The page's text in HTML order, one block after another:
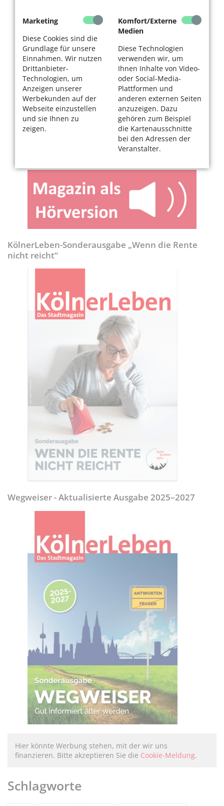
Marketing
Diese Cookies sind die
Grundlage für unsere
Einnahmen. Wir nutzen
Drittanbieter-
Technologien, um
Anzeigen unserer
Werbekunden auf der
Webseite einzustellen
und sie Ihnen zu
zeigen.
Komfort/Externe
Medien
Diese Technologien
verwenden wir, um
Ihnen Inhalte von Video-
oder Social-Media-
Plattformen und
anderen externen Seiten
anzuzeigen. Dazu
gehören zum Beispiel
die Kartenausschnitte
bei den Adressen der
Veranstalter.
KölnerLeben-Sonderausgabe „Wenn die Rente
nicht reicht“
Wegweiser - Aktualisierte Ausgabe 2025–2027
Hier könnte Werbung stehen, mit der wir uns
finanzieren. Bitte akzeptieren Sie die Cookie-Meldung.
Schlagworte